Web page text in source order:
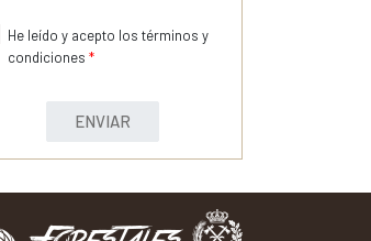
He leído y acepto los términos y
condiciones *
ENVIAR